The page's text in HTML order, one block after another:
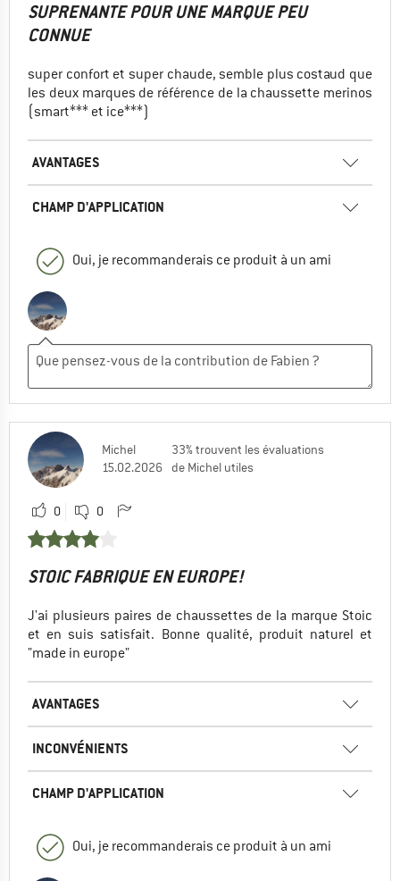
SUPRENANTE POUR UNE MARQUE PEU
CONNUE
super confort et super chaude, semble plus costaud que
les deux marques de référence de la chaussette merinos
(smart*** et ice***)
AVANTAGES
CHAMP D'APPLICATION
Oui, je recommanderais ce produit à un ami
Michel
15.02.2026
33% trouvent les évaluations
de Michel utiles
0 0
STOIC FABRIQUE EN EUROPE!
J'ai plusieurs paires de chaussettes de la marque Stoic
et en suis satisfait. Bonne qualité, produit naturel et
"made in europe"
AVANTAGES
INCONVÉNIENTS
CHAMP D'APPLICATION
Oui, je recommanderais ce produit à un ami